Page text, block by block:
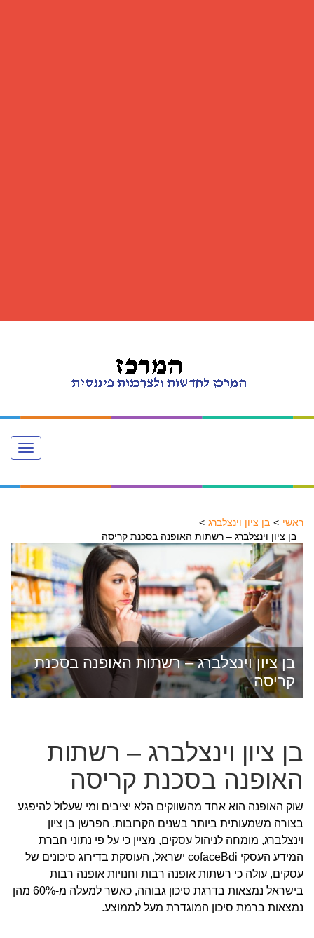
Toggle
navigation
ראשי
בן ציון וינצלברג
בן ציון וינצלברג – רשתות האופנה בסכנת קריסה
בן ציון וינצלברג – רשתות האופנה בסכנת
קריסה
בן ציון וינצלברג – רשתות
האופנה בסכנת קריסה
שוק האופנה הוא אחד מהשווקים הלא יציבים ומי שעלול להיפגע
בצורה משמעותית ביותר בשנים הקרובות. הפרשן בן ציון
וינצלברג, מומחה לניהול עסקים, מציין כי על פי נתוני חברת
המידע העסקי cofaceBdi ישראל, העוסקת בדירוג סיכונים של
עסקים, עולה כי רשתות אופנה רבות וחנויות אופנה רבות
בישראל נמצאות בדרגת סיכון גבוהה, כאשר למעלה מ-60% מהן
נמצאות ברמת סיכון המוגדרת מעל לממוצע.